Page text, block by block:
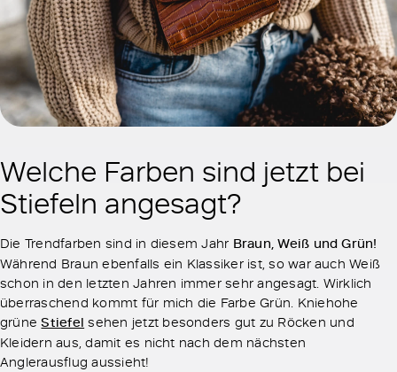
Welche Farben sind jetzt bei
Stiefeln angesagt?
Die Trendfarben sind in diesem Jahr Braun, Weiß und Grün!
Während Braun ebenfalls ein Klassiker ist, so war auch Weiß
schon in den letzten Jahren immer sehr angesagt. Wirklich
überraschend kommt für mich die Farbe Grün. Kniehohe
grüneStiefel sehen jetzt besonders gut zu Röcken und
Kleidern aus, damit es nicht nach dem nächsten
Anglerausflug aussieht!